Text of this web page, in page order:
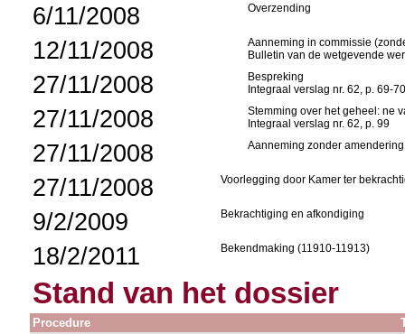
6/11/2008 Overzending
12/11/2008
Aanneming in commissie
Bulletin van de wetgevende
27/11/2008
Bespreking
Integraal verslag nr. 62, p. 69-
27/11/2008
Stemming over het geheel: ne
Integraal verslag nr. 62, p. 99
27/11/2008 Aanneming zonder amendering
27/11/2008 Voorlegging door Kamer ter
9/2/2009 Bekrachtiging en afkondiging
18/2/2011 Bekendmaking (11910-11913)
Stand van het dossier
Procedure